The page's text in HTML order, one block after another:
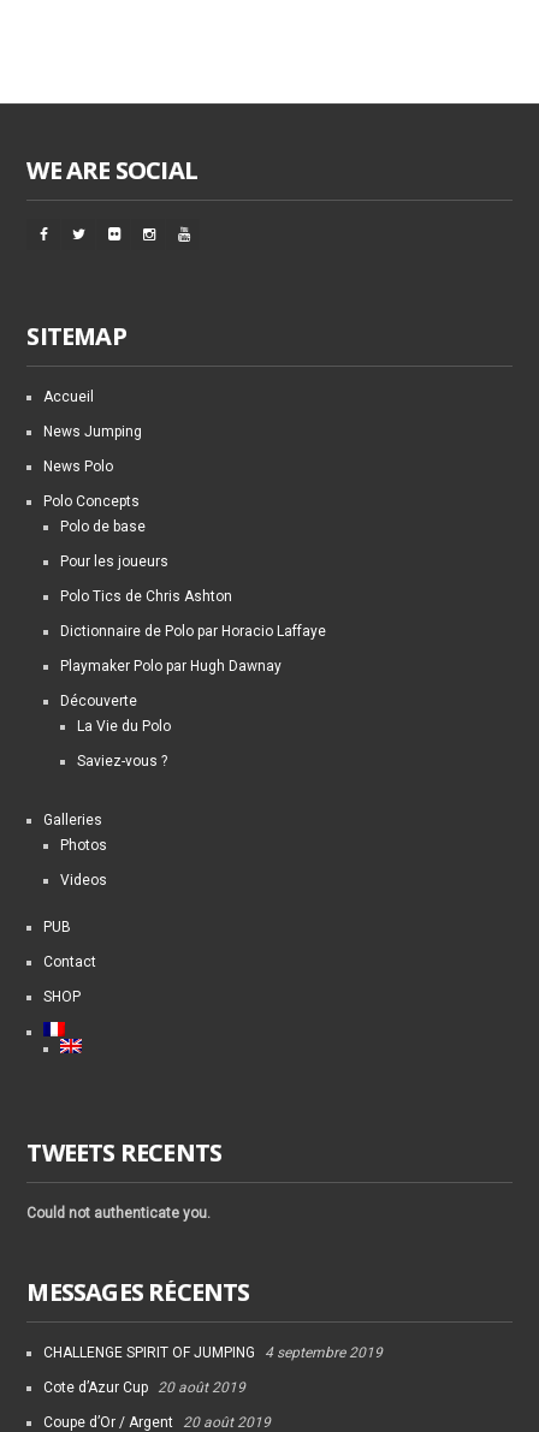
WE ARE SOCIAL
SITEMAP
Accueil
News Jumping
News Polo
Polo Concepts
Polo de base
Pour les joueurs
Polo Tics de Chris Ashton
Dictionnaire de Polo par Horacio Laffaye
Playmaker Polo par Hugh Dawnay
Découverte
La Vie du Polo
Saviez-vous ?
Galleries
Photos
Videos
PUB
Contact
SHOP
TWEETS RECENTS
Could not authenticate you.
MESSAGES RÉCENTS
CHALLENGE SPIRIT OF JUMPING 4 septembre 2019
Cote d’Azur Cup 20 août 2019
Coupe d’Or / Argent 20 août 2019